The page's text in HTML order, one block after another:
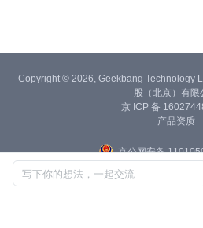
写下你的想法，一起交流
Copyright © 2026, Geekbang Technology
股（北京）有限
京 ICP 备
产品资质
京公网安备